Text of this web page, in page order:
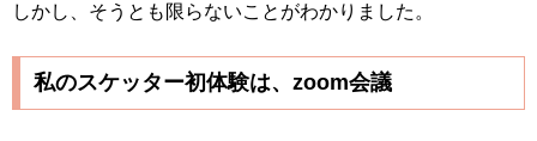
しかし、そうとも限らないことがわかりました。
私のスケッター初体験は、zoom会議